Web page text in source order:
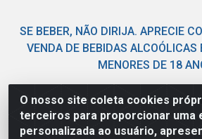
O nosso site coleta cookies
terceiros para proporcionar uma
personalizada ao usuário,
SE BEBER, NÃO DIRIJA. APRECIE
VENDA DE BEBIDAS ALCOÓLICAS
MENORES DE 18
Acioly Distribuidora - Av Piloto
Exposições - Parnamirim/RN - CEP